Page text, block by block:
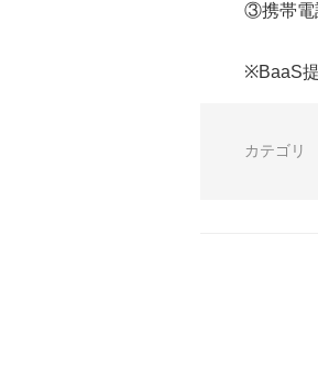
③携帯電
※BaaS
カテゴリ